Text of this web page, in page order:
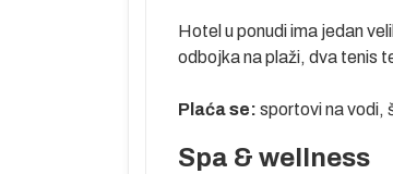
Hotel u ponudi ima jedan
odbojka na plaži, dva tenis
Plaća se: sportovi na vodi,
Spa & wellness